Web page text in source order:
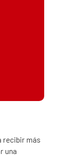
recibir más
una